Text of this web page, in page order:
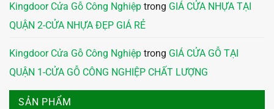
Kingdoor Cửa Gỗ Công Nghiệp trong GIÁ CỬA NHỰA TẠI
QUẬN 2-CỬA NHỰA ĐẸP GIÁ RẺ
Kingdoor Cửa Gỗ Công Nghiệp trong GIÁ CỬA GỖ TẠI
QUẬN 1-CỬA GỖ CÔNG NGHIỆP CHẤT LƯỢNG
SẢN PHẨM